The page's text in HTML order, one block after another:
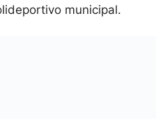
municipal.